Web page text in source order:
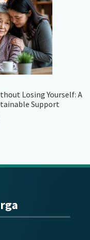
Losing Yourself: A
Support